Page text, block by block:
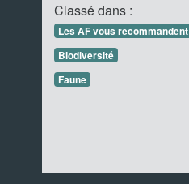
Classé dans :
Les AF vous recommandent
Biodiversité
Faune